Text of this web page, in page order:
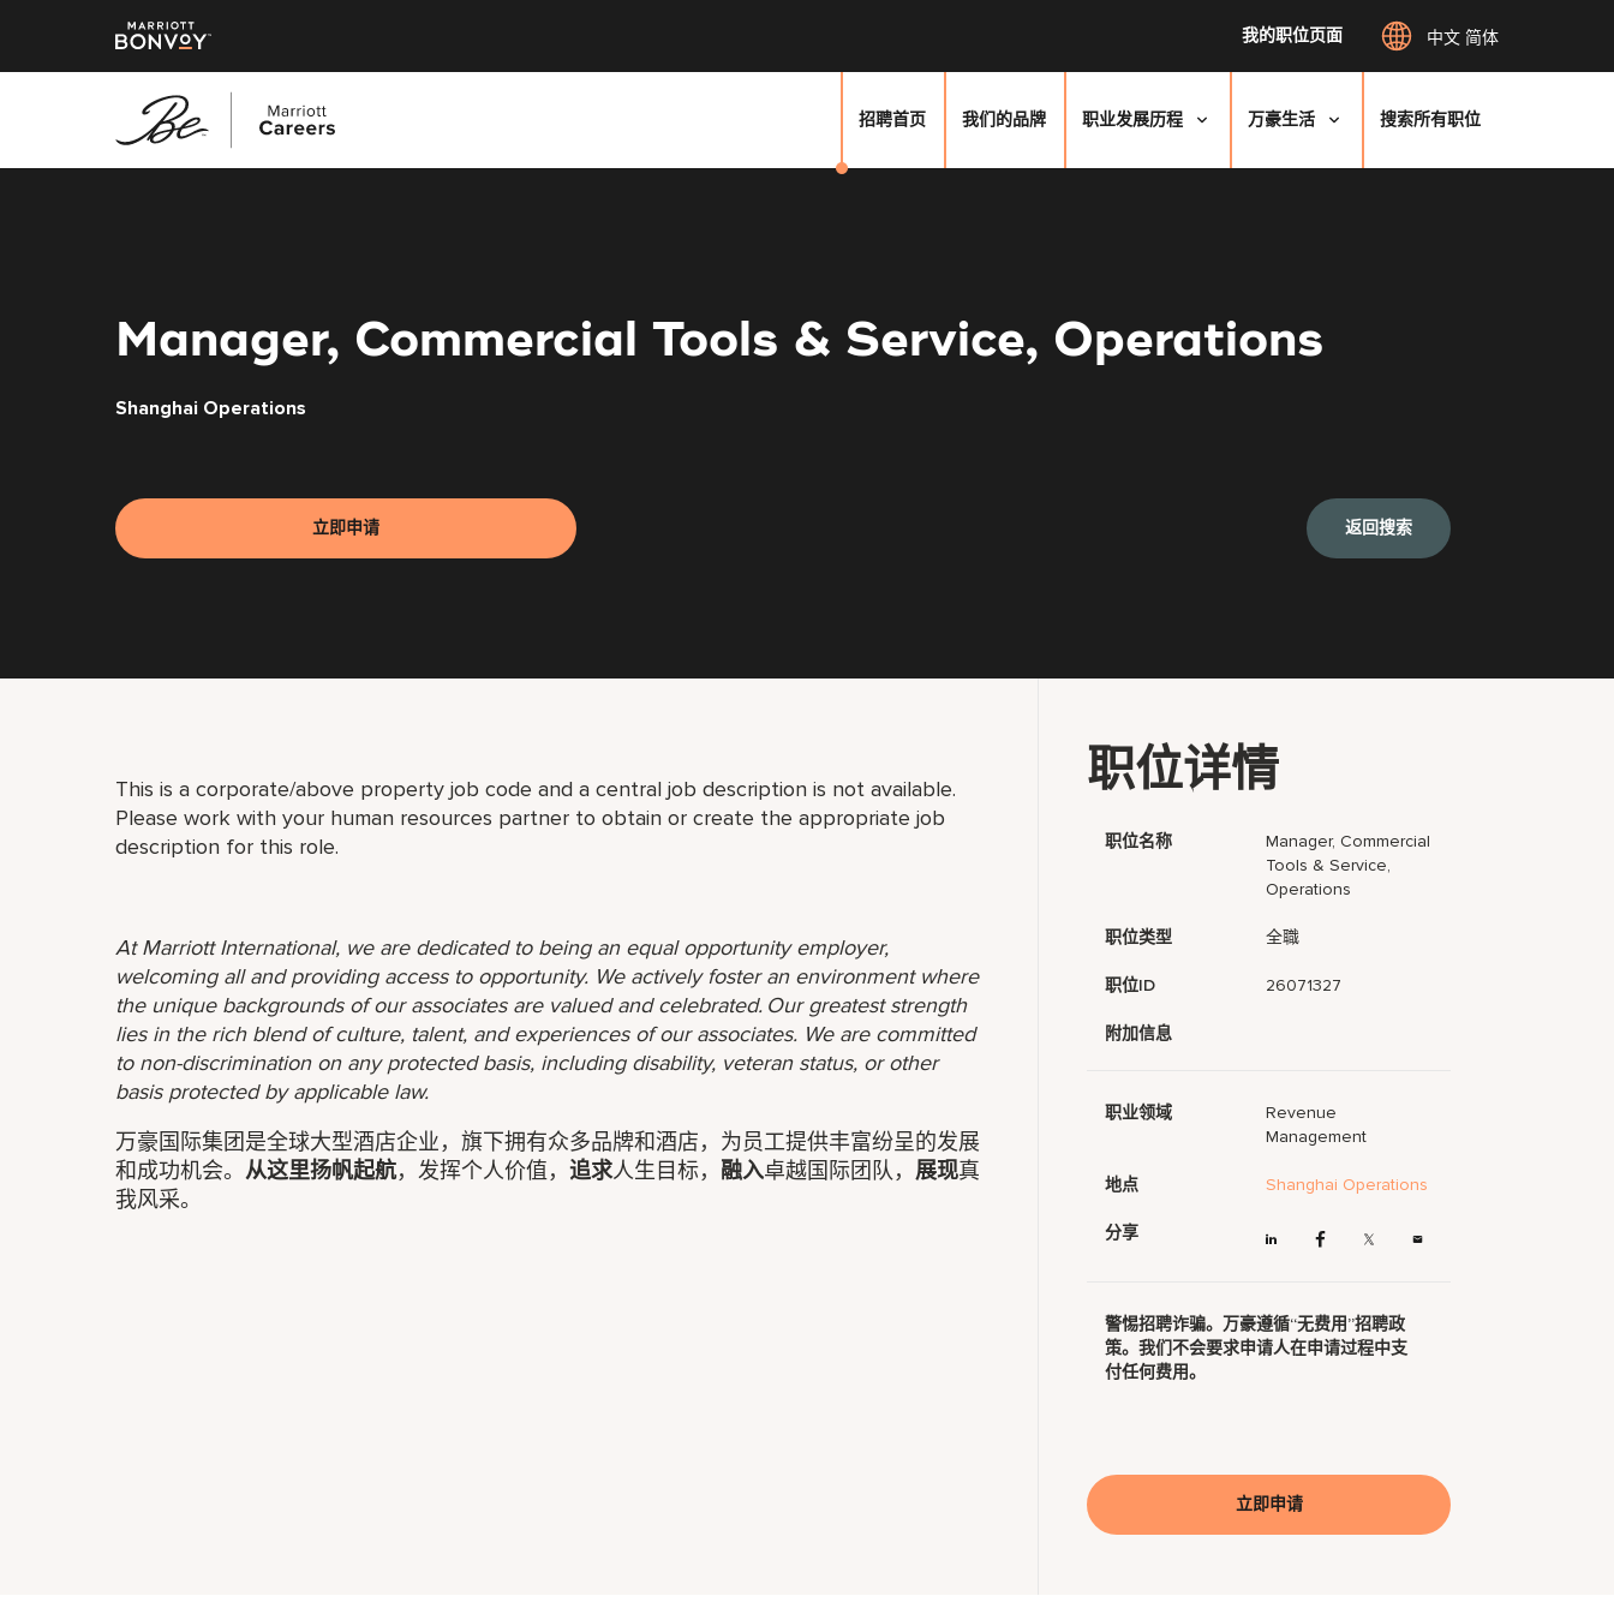
我的职位页面 中文 简体
招聘首页 我们的品牌 职业发展历程 万豪生活 搜索所有职位
Manager, Commercial Tools & Service, Operations
Shanghai Operations
立即申请 返回搜索
This is a corporate/above property job code and a central job description is not available.
Please work with your human resources partner to obtain or create the appropriate job
description for this role.
At Marriott International, we are dedicated to being an equal opportunity employer,
welcoming all and providing access to opportunity. We actively foster an environment where
the unique backgrounds of our associates are valued and celebrated. Our greatest strength
lies in the rich blend of culture, talent, and experiences of our associates. We are committed
to non-discrimination on any protected basis, including disability, veteran status, or other
basis protected by applicable law.
万豪国际集团是全球大型酒店企业，旗下拥有众多品牌和酒店，为员工提供丰富纷呈的发展
和成功机会。 从这里扬帆起航，发挥个人价值， 追求人生目标， 融入卓越国际团队， 展现真
我风采。
职位详情
职位名称
Manager, Commercial
Tools & Service,
Operations
职位类型 全職
职位ID 26071327
附加信息
职业领域
Revenue
Management
地点 Shanghai Operations
分享
警惕招聘诈骗。万豪遵循“无费用”招聘政
策。我们不会要求申请人在申请过程中支
付任何费用。
立即申请